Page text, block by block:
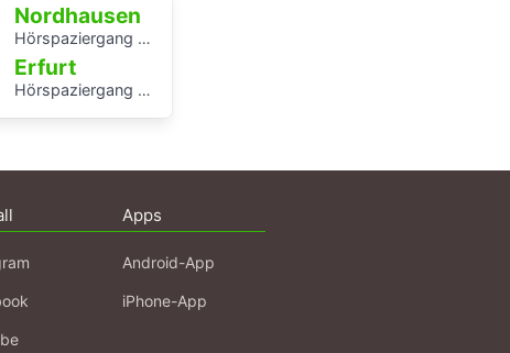
Nordhausen
Hörspaziergang Jüdische Geschichte in Nordhausen
Erfurt
Hörspaziergang mit Rabbiner Alexander Nachama in Erfurt
Apps
Android-App
iPhone-App